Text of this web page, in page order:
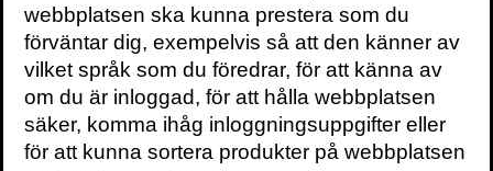
Detta, problemet med att ledare ofta
avkrävs ett fokus både på framtiden och
här-och-nu, är ett klassiskt exempel av de
ledarskapets motsägelsefulla krav jag
diskuterar i min bokLedarskapsparadoxen
Även om vi ofta diskuterar ledarskap som
webbplatsen ska kunna prestera som du
förväntar dig, exempelvis så att den känner av
vilket språk som du föredrar, för att känna av
om du är inloggad, för att hålla webbplatsen
säker, komma ihåg inloggningsuppgifter eller
för att kunna sortera produkter på webbplatsen